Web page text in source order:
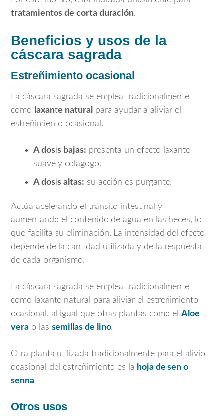
tratamientos de corta duración.
Beneficios y usos de la
cáscara sagrada
Estreñimiento ocasional
La cáscara sagrada se emplea tradicionalmente
como laxante natural para ayudar a aliviar el
estreñimiento ocasional.
A dosis bajas: presenta un efecto laxante
suave y colagogo.
A dosis altas: su acción es purgante.
Actúa acelerando el tránsito intestinal y
aumentando el contenido de agua en las heces, lo
que facilita su eliminación. La intensidad del efecto
depende de la cantidad utilizada y de la respuesta
de cada organismo.
La cáscara sagrada se emplea tradicionalmente
como laxante natural para aliviar el estreñimiento
ocasional, al igual que otras plantas como el Aloe
vera o las semillas de lino.
Otra planta utilizada tradicionalmente para el alivio
ocasional del estreñimiento es la hoja de sen o
senna
Otros usos